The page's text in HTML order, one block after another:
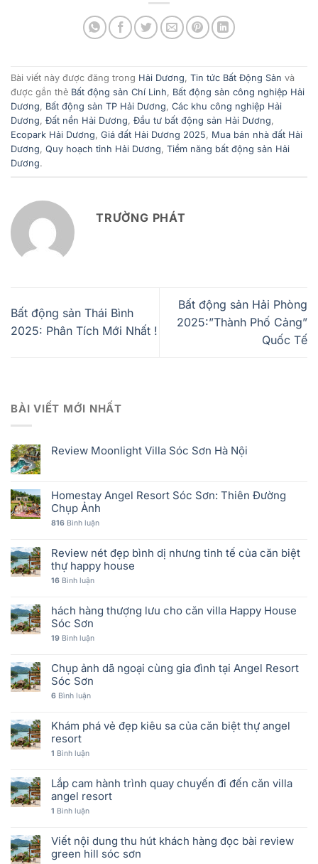
Bài viết này được đăng trong Hải Dương, Tin tức Bất Động Sản và
được gắn thẻ Bất động sản Chí Linh, Bất động sản công nghiệp Hải
Dương, Bất động sản TP Hải Dương, Các khu công nghiệp Hải
Dương, Đất nền Hải Dương, Đầu tư bất động sản Hải Dương,
Ecopark Hải Dương, Giá đất Hải Dương 2025, Mua bán nhà đất Hải
Dương, Quy hoạch tỉnh Hải Dương, Tiềm năng bất động sản Hải
Dương.
TRƯỜNG PHÁT
Bất động sản Thái Bình
2025: Phân Tích Mới Nhất !
Bất động sản Hải Phòng
2025:”Thành Phố Cảng”
Quốc Tế
BÀI VIẾT MỚI NHẤT
Review Moonlight Villa Sóc Sơn Hà Nội
Homestay Angel Resort Sóc Sơn: Thiên Đường
Chụp Ảnh
816 Bình luận
Review nét đẹp bình dị nhưng tinh tế của căn biệt
thự happy house
16 Bình luận
hách hàng thượng lưu cho căn villa Happy House
Sóc Sơn
19 Bình luận
Chụp ảnh dã ngoại cùng gia đình tại Angel Resort
Sóc Sơn
6 Bình luận
Khám phá vẻ đẹp kiêu sa của căn biệt thự angel
resort
1 Bình luận
Lắp cam hành trình quay chuyến đi đến căn villa
angel resort
1 Bình luận
Viết nội dung thu hút khách hàng đọc bài review
green hill sóc sơn